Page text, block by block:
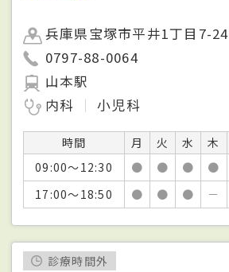
兵庫県宝塚市平井1丁目7-24
0797-88-0064
山本駅
内科
小児科
時間 月 火 水 木
09:00～12:30
● ● ● ●
17:00～18:50
● ● ● －
診療時間外